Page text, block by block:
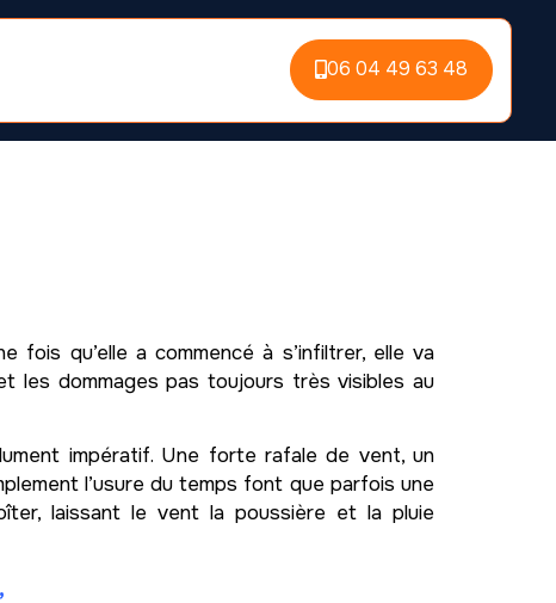
06 04 49 63 48
fois qu’elle a commencé à s’infiltrer, elle va
les dommages pas toujours très visibles au
impératif. Une forte rafale de vent, un
l’usure du temps font que parfois une
laissant le vent la poussière et la pluie